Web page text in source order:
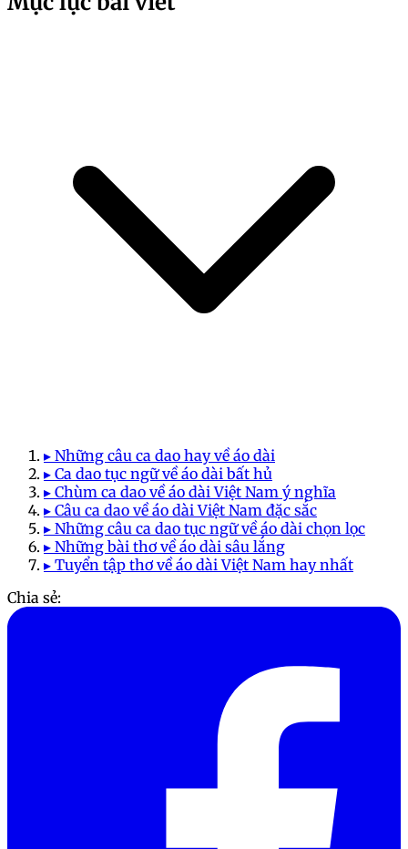
▸ Những câu ca dao hay về áo dài
▸ Ca dao tục ngữ về áo dài bất hủ
▸ Chùm ca dao về áo dài Việt Nam ý nghĩa
▸ Câu ca dao về áo dài Việt Nam đặc sắc
▸ Những câu ca dao tục ngữ về áo dài chọn lọc
▸ Những bài thơ về áo dài sâu lắng
▸ Tuyển tập thơ về áo dài Việt Nam hay nhất
Chia sẻ: